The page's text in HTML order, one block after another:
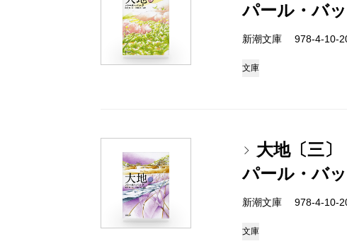
パール・バ
新潮文庫 978-4-10-
文庫
大地〔三〕
パール・バ
新潮文庫 978-4-10-
文庫